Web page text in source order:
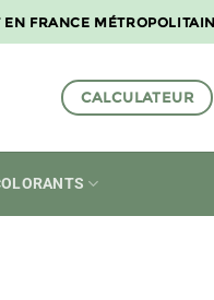
FRANCE
CALCULATEUR